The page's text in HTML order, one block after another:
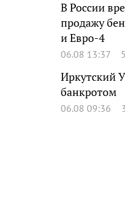
В России
продажу
и Евро-4
06.08 13:37
Иркутский
банкротом
06.08 09:36